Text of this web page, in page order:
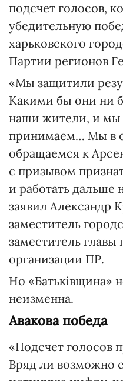
подсчет голосов,
убедительную
харьковского
Партии регионов
«Мы защитили
Какими бы они ни
наши жители, и мы
принимаем… Мы в
обращаемся к
с призывом
и работать дальше
заявил Александр
заместитель
заместитель главы
организации ПР.
Но «Батьківщина»
неизменна.
Авакова победа
«Подсчет голосов
Вряд ли возможно